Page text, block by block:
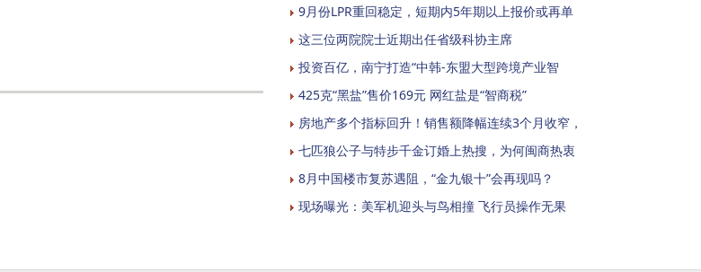
9月份LPR重回稳定，短期内5年期以上报价或再单
这三位两院院士近期出任省级科协主席
投资百亿，南宁打造“中韩-东盟大型跨境产业智
425克“黑盐”售价169元 网红盐是“智商税”
房地产多个指标回升！销售额降幅连续3个月收窄，
七匹狼公子与特步千金订婚上热搜，为何闽商热衷
8月中国楼市复苏遇阻，“金九银十”会再现吗？
现场曝光：美军机迎头与鸟相撞 飞行员操作无果